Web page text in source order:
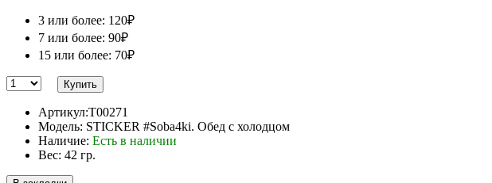
3 или более: 120₽
7 или более: 90₽
15 или более: 70₽
Купить
Артикул:T00271
Модель: STICKER #Soba4ki. Обед с холодцом
Наличие: Есть в наличии
Вес: 42 гр.